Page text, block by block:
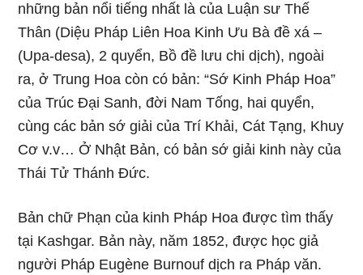
những bản nổi tiếng nhất là của Luận sư Thế
Thân (Diệu Pháp Liên Hoa Kinh Ưu Bà đề xá –
(Upa-desa), 2 quyển, Bồ đề lưu chi dịch), ngoài
ra, ở Trung Hoa còn có bản: “Sớ Kinh Pháp Hoa”
của Trúc Đại Sanh, đời Nam Tống, hai quyển,
cùng các bản sớ giải của Trí Khải, Cát Tạng, Khuy
Cơ v.v… Ở Nhật Bản, có bản sớ giải kinh này của
Thái Tử Thánh Đức.
Bản chữ Phạn của kinh Pháp Hoa được tìm thấy
tại Kashgar. Bản này, năm 1852, được học giả
người Pháp Eugène Burnouf dịch ra Pháp văn.